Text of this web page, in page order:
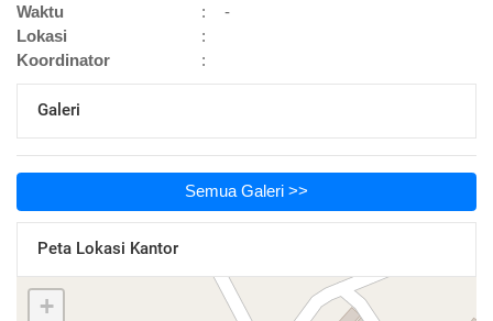
Waktu :
-
Lokasi
:
Koordinator
:
Galeri
Semua Galeri >>
Peta Lokasi Kantor
+